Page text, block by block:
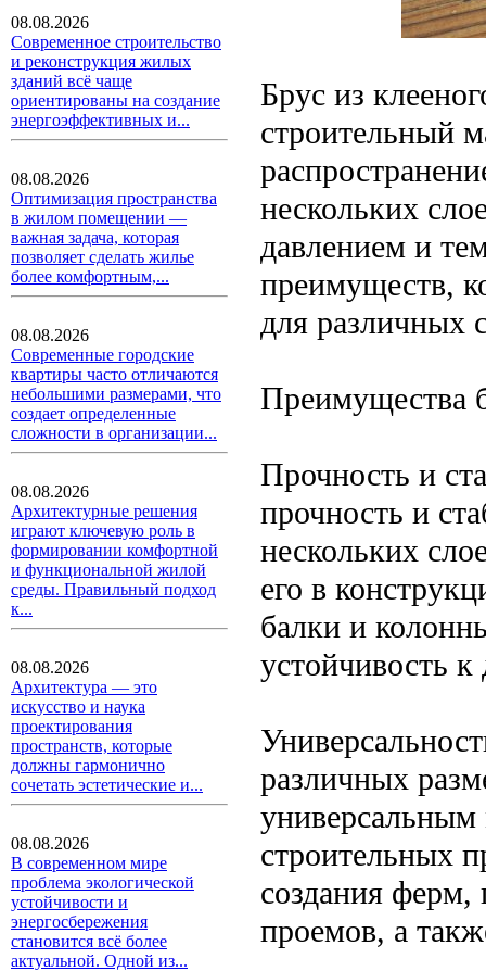
08.08.2026
Современное строительство
и реконструкция жилых
зданий всё чаще
ориентированы на создание
энергоэффективных и...
08.08.2026
Оптимизация пространства
в жилом помещении —
важная задача, которая
позволяет сделать жилье
более комфортным,...
08.08.2026
Современные городские
квартиры часто отличаются
небольшими размерами, что
создает определенные
сложности в организации...
08.08.2026
Архитектурные решения
играют ключевую роль в
формировании комфортной
и функциональной жилой
среды. Правильный подход
к...
08.08.2026
Архитектура — это
искусство и наука
проектирования
пространств, которые
должны гармонично
сочетать эстетические и...
08.08.2026
В современном мире
проблема экологической
устойчивости и
энергосбережения
становится всё более
актуальной. Одной из...
Брус из
строительный
нескольких
давлением и
преимуществ,
для различных
Преимущества
Прочность и
прочность и
нескольких
его в
балки и
устойчивость
различных
универсальным
строительных
создания
проемов, а